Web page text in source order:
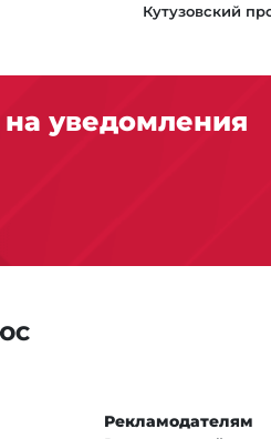
Кутузовский
уведомления
Рекламодателям